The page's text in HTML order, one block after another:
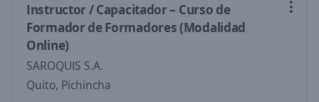
Instructor / Capacitador – Curso de
Formador de Formadores (Modalidad
Online)
SAROQUIS S.A.
Quito, Pichincha